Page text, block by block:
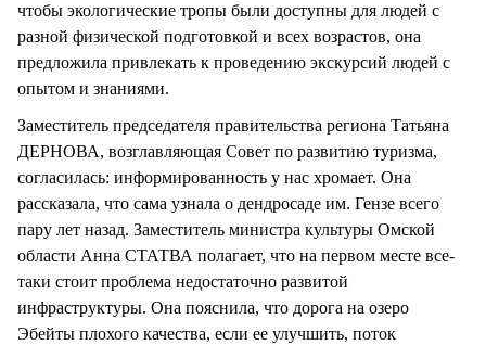
чтобы экологические тропы были доступны для людей с
разной физической подготовкой и всех возрастов, она
предложила привлекать к проведению экскурсий людей с
опытом и знаниями.
Заместитель председателя правительства региона Татьяна
ДЕРНОВА, возглавляющая Совет по развитию туризма,
согласилась: информированность у нас хромает. Она
рассказала, что сама узнала о дендросаде им. Гензе всего
пару лет назад. Заместитель министра культуры Омской
области Анна СТАТВА полагает, что на первом месте все-
таки стоит проблема недостаточно развитой
инфраструктуры. Она пояснила, что дорога на озеро
Эбейты плохого качества, если ее улучшить, поток